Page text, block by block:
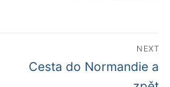
NEXT
Další
Cesta do Normandie a